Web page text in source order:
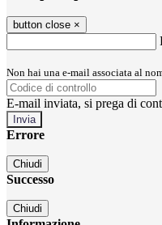
button close ×
Non hai una e-mail associata al
E-mail inviata, si prega di
Errore
Chiudi
Successo
Chiudi